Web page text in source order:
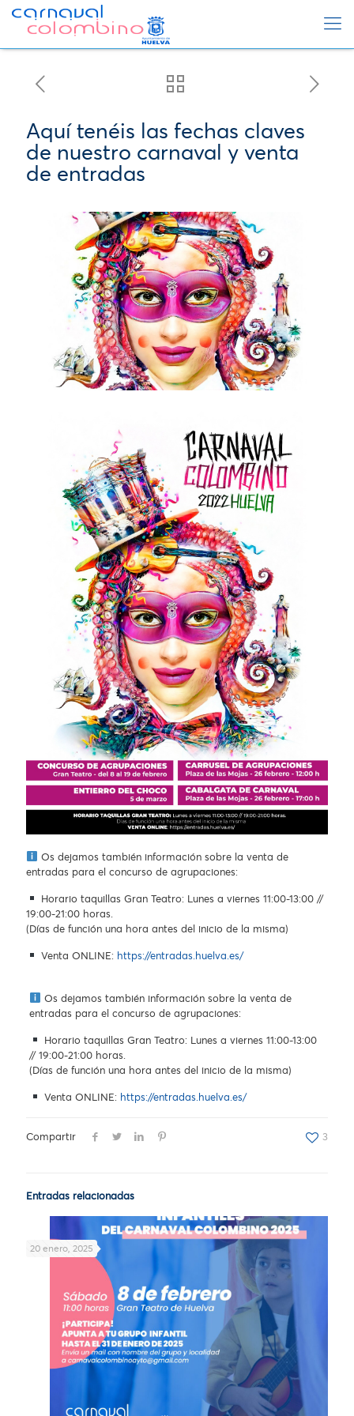
Aquí tenéis las fechas claves
de nuestro carnaval y venta
de entradas
Os dejamos también información sobre la venta de
entradas para el concurso de agrupaciones:
Horario taquillas Gran Teatro: Lunes a viernes 11:00-13:00 //
19:00-21:00 horas.
(Días de función una hora antes del inicio de la misma)
Venta ONLINE: https://entradas.huelva.es/
Os dejamos también información sobre la venta de
entradas para el concurso de agrupaciones:
Horario taquillas Gran Teatro: Lunes a viernes 11:00-13:00
// 19:00-21:00 horas.
(Días de función una hora antes del inicio de la misma)
Venta ONLINE: https://entradas.huelva.es/
Compartir 3
Entradas relacionadas
20 enero, 2025